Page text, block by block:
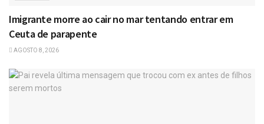
Imigrante morre ao cair no mar tentando entrar em
Ceuta de parapente
AGOSTO 8, 2026